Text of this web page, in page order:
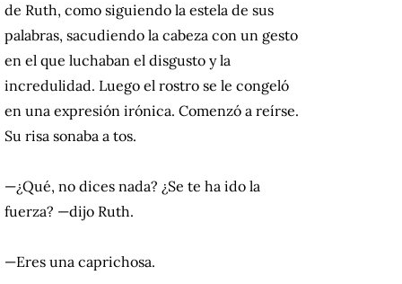
de Ruth, como siguiendo la estela de sus
palabras, sacudiendo la cabeza con un gesto
en el que luchaban el disgusto y la
incredulidad. Luego el rostro se le congeló
en una expresión irónica. Comenzó a reírse.
Su risa sonaba a tos.
—¿Qué, no dices nada? ¿Se te ha ido la
fuerza? —dijo Ruth.
—Eres una caprichosa.